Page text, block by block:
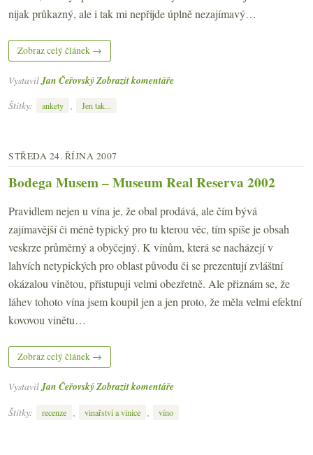
nijak průkazný, ale i tak mi nepřijde úplně nezajímavý…
Zobraz celý článek →
Vystavil Jan ČeřovskýZobrazit komentáře
Štítky:
ankety , Jen tak...
STŘEDA 24. ŘÍJNA 2007
Bodega Musem – Museum Real Reserva 2002
Pravidlem nejen u vína je, že obal prodává, ale čím bývá
zajímavější či méně typický pro tu kterou věc, tím spíše je obsah
veskrze průměrný a obyčejný. K vínům, která se nacházejí v
lahvích netypických pro oblast původu či se prezentují zvláštní
okázalou vinětou, přistupuji velmi obezřetně. Ale přiznám se, že
láhev tohoto vína jsem koupil jen a jen proto, že měla velmi efektní
kovovou vinětu…
Zobraz celý článek →
VystavilJan ČeřovskýZobrazit komentáře
Štítky:
recenze , vinařství a vinice , víno